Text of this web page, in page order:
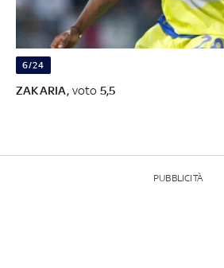
6/24
ZAKARIA, voto 5,5
PUBBLICITÀ